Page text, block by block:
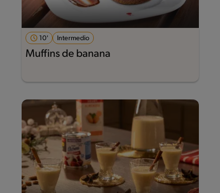
10' Intermedio
Muffins de banana